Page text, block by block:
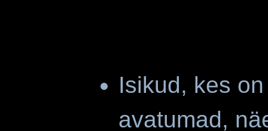
Isikud, kes
avatumad,